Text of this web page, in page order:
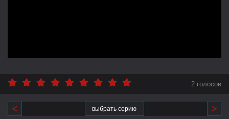
2 голосов
выбрать серию